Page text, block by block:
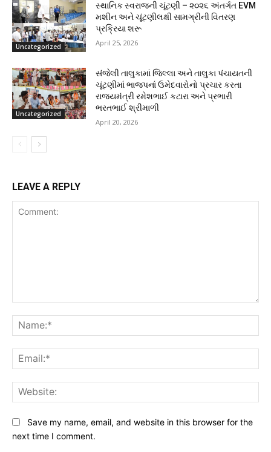
Uncategorized
સ્થાનિક સ્વરાજની ચૂંટણી – ૨૦૨૬ અંતર્ગત EVM
મશીન અને ચૂંટણીલક્ષી સામગ્રીની વિતરણ
પ્રક્રિયા શરૂ
April 25, 2026
Uncategorized
સંજેલી તાલુકામાં જિલ્લા અને તાલુકા પંચાયતની
ચૂંટણીમાં ભાજપનાં ઉમેદવારોનો પ્રચાર કરતા
રાજ્યમંત્રી રમેશભાઈ કટારા અને પ્રભારી
ભરતભાઈ શ્રીમાળી
April 20, 2026
LEAVE A REPLY
Save my name, email, and website in this browser for the
next time I comment.